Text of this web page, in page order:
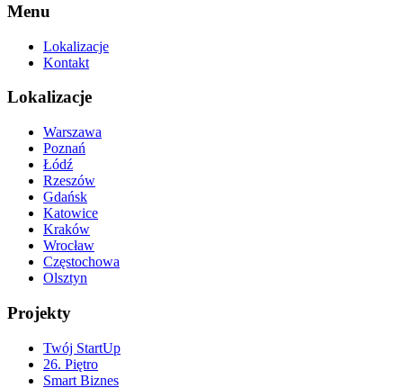
Menu
Lokalizacje
Kontakt
Lokalizacje
Warszawa
Poznań
Łódź
Rzeszów
Gdańsk
Katowice
Kraków
Wrocław
Częstochowa
Olsztyn
Projekty
Twój StartUp
26. Piętro
Smart Biznes